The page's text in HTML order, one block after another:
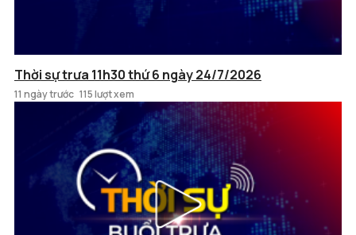
Thời sự trưa 11h30 thứ 6 ngày 24/7/2026
11 ngày trước 115 lượt xem